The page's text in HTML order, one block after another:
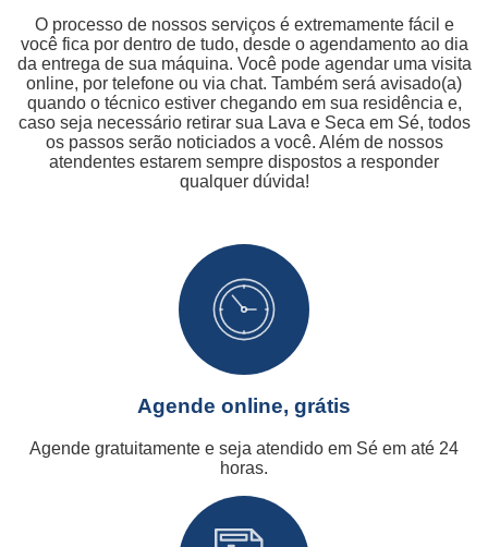
O processo de nossos serviços é extremamente fácil e
você fica por dentro de tudo, desde o agendamento ao dia
da entrega de sua máquina. Você pode agendar uma visita
online, por telefone ou via chat. Também será avisado(a)
quando o técnico estiver chegando em sua residência e,
caso seja necessário retirar sua Lava e Seca em Sé, todos
os passos serão noticiados a você. Além de nossos
atendentes estarem sempre dispostos a responder
qualquer dúvida!
Agende online, grátis
Agende gratuitamente e seja atendido em Sé em até 24
horas.